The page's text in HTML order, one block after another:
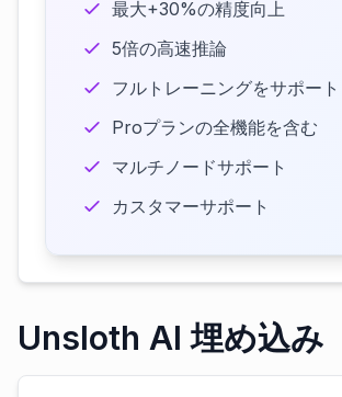
最大+30%の精度向上
5倍の高速推論
フルトレーニングをサポート
Proプランの全機能を含む
マルチノードサポート
カスタマーサポート
Unsloth AI 埋め込み